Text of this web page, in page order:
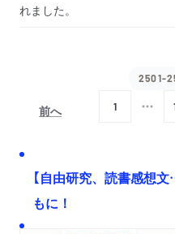
れました。
前へ
2501-
1
【自由研究、読書感想
もに！